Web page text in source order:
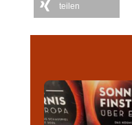
teilen